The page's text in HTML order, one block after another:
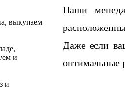
выкупаем
и
и
Наши
Даже если
оптимальные